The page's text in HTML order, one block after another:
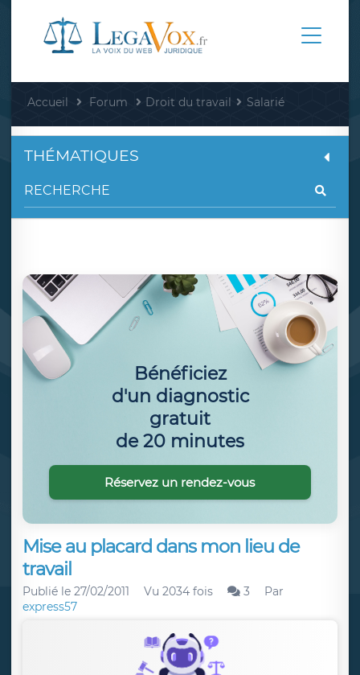
Accueil Forum Droit du travail Salarié
Mise au placard dans mon lieu de
travail
Publié le 27/02/2011 Vu 2034 fois 3
Par
express57
THÉMATIQUES
Bénéficiez
d'un diagnostic
gratuit
de 20 minutes
Réservez un rendez-vous